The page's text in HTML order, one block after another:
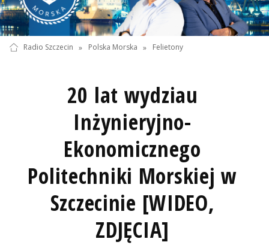
Radio Szczecin » Polska Morska » Felietony
20 lat wydziau
Inżynieryjno-
Ekonomicznego
Politechniki Morskiej w
Szczecinie [WIDEO,
ZDJĘCIA]